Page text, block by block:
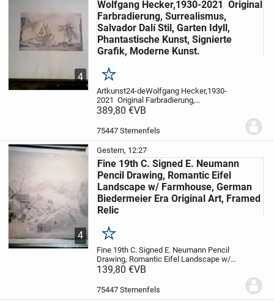
4
Wolfgang Hecker,1930-2021 Original
Farbradierung, Surrealismus,
Salvador Dalí Stil, Garten Idyll,
Phantastische Kunst, Signierte
Grafik, Moderne Kunst.
Merken
Artkunst24-deWolfgang Hecker,1930-
2021 Original Farbradierung,
Surrealismus, Salvador Dalí Stil, Garten
Grafik, Moderne Kunst.
389,80 €VB
75447 Sternenfels
4
Gestern, 12:27
Fine 19th C. Signed E. Neumann
Pencil Drawing, Romantic Eifel
Landscape w/ Farmhouse, German
Biedermeier Era Original Art, Framed
Relic
Merken
Fine 19th C. Signed E. Neumann Pencil
Drawing, Romantic Eifel Landscape w/
Farmhouse, German Biedermeier Era
Original Art, Framed Relic
akademische Laufbahn von Emil
Neumann (eigentlich Friedrich...
139,80 €VB
75447 Sternenfels